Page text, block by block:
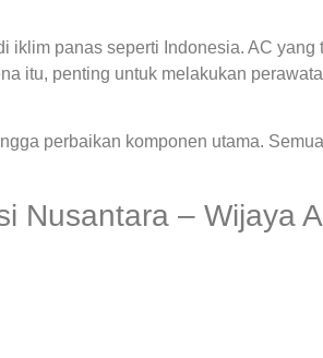
iklim panas seperti Indonesia. AC yang
itu, penting untuk melakukan
perbaikan komponen utama.
Nusantara – Wijaya